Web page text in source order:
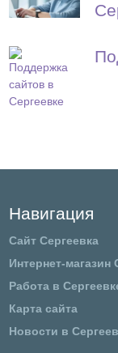
Навигация
Сайт Сергеевка
Интернет-магазин
Работа в
Карта сайта
Новости в